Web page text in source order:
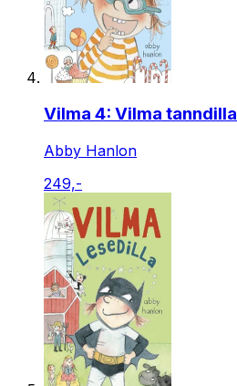
Vilma 4: Vilma tanndilla
Abby Hanlon
249,-